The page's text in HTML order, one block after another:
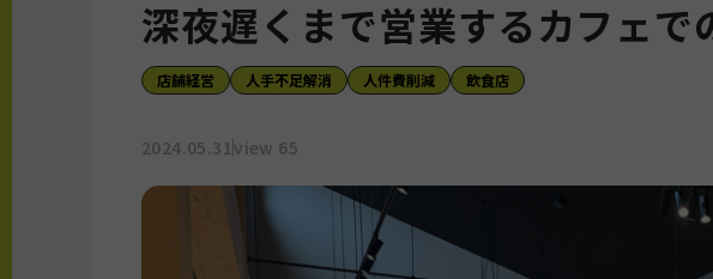
深夜遅くまで営業するカフェで
店舗経営 人手不足解消 人件費削減 飲食店
2024.05.31view 65